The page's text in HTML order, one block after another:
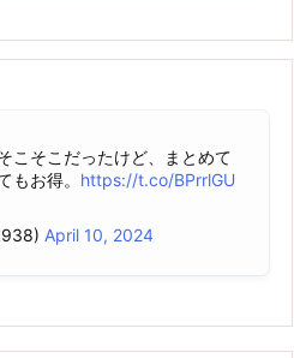
こそこだったけど、まとめて
もお得。 https://t.co/BPrrlGU
April 10, 2024